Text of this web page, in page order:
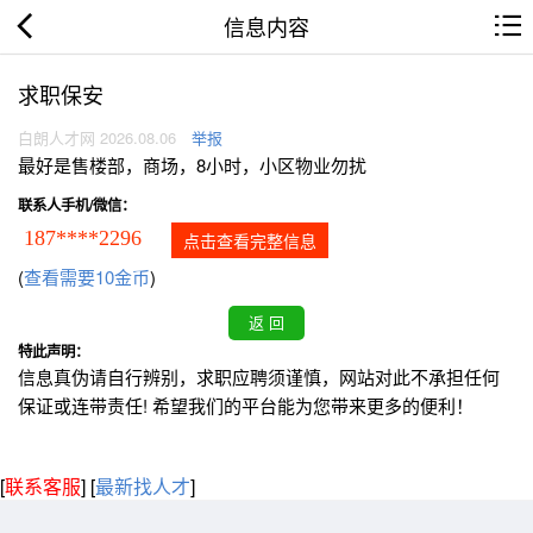
信息内容
求职保安
白朗人才网 2026.08.06 举报
最好是售楼部，商场，8小时，小区物业勿扰
联系人手机/微信：
187****2296 点击查看完整信息
(查看需要10金币)
特此声明：
信息真伪请自行辨别，求职应聘须谨慎，网站对此不承担任何
保证或连带责任! 希望我们的平台能为您带来更多的便利！
[联系客服] [最新找人才]